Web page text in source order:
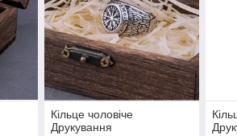
Кільце чоловіче
Друкування